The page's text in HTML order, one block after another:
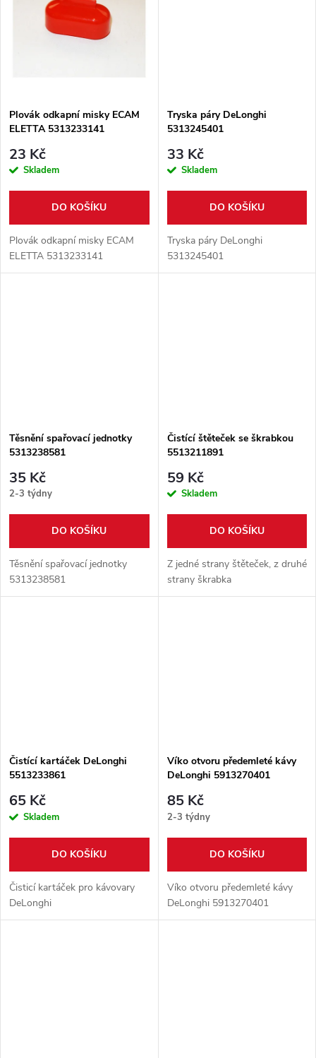
Plovák odkapní misky ECAM
ELETTA 5313233141
23 Kč
Skladem
DO KOŠÍKU
Plovák odkapní misky ECAM
ELETTA 5313233141
Tryska páry DeLonghi
5313245401
33 Kč
Skladem
DO KOŠÍKU
Tryska páry DeLonghi
5313245401
Těsnění spařovací jednotky
5313238581
35 Kč
2-3 týdny
DO KOŠÍKU
Těsnění spařovací jednotky
5313238581
Čistící štěteček se škrabkou
5513211891
59 Kč
Skladem
DO KOŠÍKU
Z jedné strany štěteček, z druhé
strany škrabka
Čistící kartáček DeLonghi
5513233861
65 Kč
Skladem
DO KOŠÍKU
Čisticí kartáček pro kávovary
DeLonghi
Víko otvoru předemleté kávy
DeLonghi 5913270401
85 Kč
2-3 týdny
DO KOŠÍKU
Víko otvoru předemleté kávy
DeLonghi 5913270401